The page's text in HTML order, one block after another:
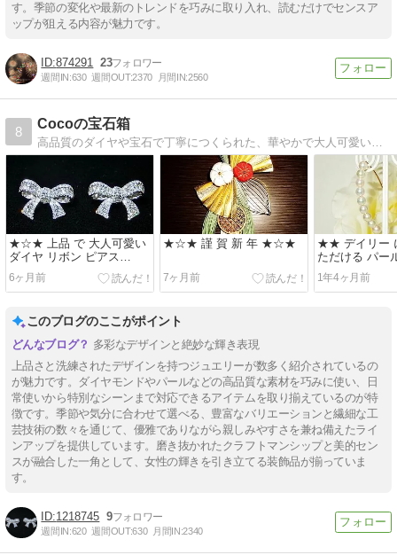
す。季節の変化や最新のトレンドを巧みに取り入れ、読むだけでセンスア
ップが狙える内容が魅力です。
874291 23
週間IN:630 週間OUT:2370 月間IN:2560
8
Cocoの宝石箱
★☆★ 上品 で 大人可愛い
ダイヤ リボン ピアス
★☆★
6ヶ月前
★☆★ 謹 賀 新 年 ★☆★
7ヶ月前
★★ デイリー
ただける パー
色々 ～ ♪♪ ★★
1年4ヶ月前
このブログのここがポイント
多彩なデザインと絶妙な輝き表現
上品さと洗練されたデザインを持つジュエリーが数多く紹介されているの
が魅力です。ダイヤモンドやパールなどの高品質な素材を巧みに使い、日
常使いから特別なシーンまで対応できるアイテムを取り揃えているのが特
徴です。季節や気分に合わせて選べる、豊富なバリエーションと繊細な工
芸技術の数々を通じて、優雅でありながら親しみやすさを兼ね備えたライ
ンアップを提供しています。磨き抜かれたクラフトマンシップと美的セン
スが融合した一角として、女性の輝きを引き立てる装飾品が揃っていま
す。
1218745 9
週間IN:620 週間OUT:630 月間IN:2340